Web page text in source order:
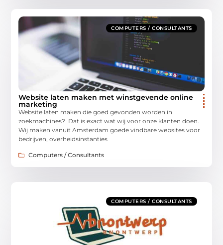
COMPUTERS / CONSULTANTS
Website laten maken met winstgevende online
marketing
Website laten maken die goed gevonden worden in
zoekmachines? Dat is exact wat wij voor onze klanten doen.
Wij maken vanuit Amsterdam goede vindbare websites voor
bedrijven, overheidsinstanties
Computers / Consultants
COMPUTERS / CONSULTANTS